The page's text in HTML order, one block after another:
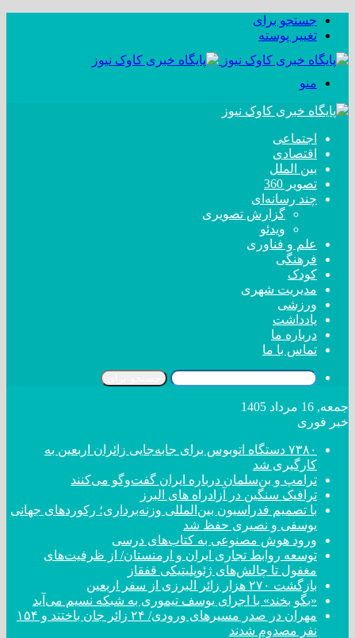
جستجو برای
تغییر پوسته
منو
اجتماعی
اقتصادی
بین الملل
تصویر 360
چند رسانه‌ای
گزارش تصویری
ویدئو
علم و فناوری
فرهنگی
کودک
مدیریت شهری
ورزشی
یادداشت
درباره ما
تماس با ما
جمعه, 16 مرداد 1405
خبر فوری
۷۳۸۰ دستگاه اتوبوس برای جابه‌جایی زائران اربعین به
کارگیری شد
ترامپ و بن‌سلمان درباره ایران گفت‌و‌گو می‌کنند
ترافیک سنگین در آزادراه های البرز
با تصمیم فدراسیون بین‌المللی وزنه‌برداری؛ رکورد‌های جهانی
یوسفی و نصیری حفظ شد
ورود هوش مصنوعی به کتاب‌های درسی
توسعه روابط تجاری ایران و ارمنستان/ از ظرفیت‌های
مغفول تا چالش‌های ژئوپلیتیکی قفقاز
بازگشت ۲۷۰ هزار زائر البرزی از سفر اربعین
«بگو بخند» با اجرای یوسف تیموری به شبکه نسیم می‌آید
مهران در صدر مسیر‌های ورودی/ ۲۴ زائر جان باختند و ۱۵۴
نفر مصدوم شدند